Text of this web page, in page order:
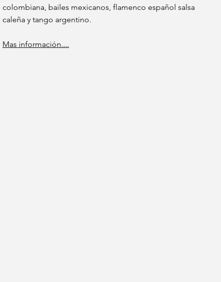
colombiana, bailes mexicanos, flamenco español salsa
caleña y tango argentino.
Mas información....